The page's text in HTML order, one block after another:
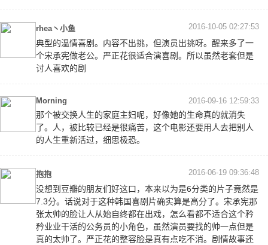
rhea丶小鱼 2016-10-05 02:27:53
典型的温情喜剧。内容不出挑，但演员出挑呀。醒来多了一
个宋承宪做老公。严正花很适合演喜剧。所以虽然老套但是
讨人喜欢的剧
Morning 2016-09-16 12:59:33
那个被交换人生的家庭主妇呢，好像她的生命真的就消失
了。人，被比较已经是很痛苦，这个电影还要用人去把别人
的人生重新活过，细思极恐。
抱抱 2016-06-19 09:36:48
没想到豆瓣的朋友们好这口，本来以为是6分类的片子竟然是
7.3分。话说对于这种韩国喜剧片确实算是高分了。宋承宪那
张太帅的脸让人从始自终都在出戏，怎么看都不适合这个矜
矜业业干活的公务员的小角色，虽然演员要找的帅一点但是
真的太帅了。严正花的整容脸是真有点吃不消。剧情故事还